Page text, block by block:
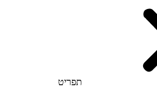
תפריט